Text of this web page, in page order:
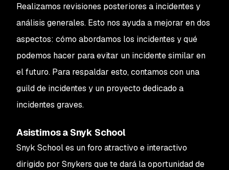
Realizamos revisiones posteriores a incidentes y
análisis generales. Esto nos ayuda a mejorar en dos
aspectos: cómo abordamos los incidentes y qué
podemos hacer para evitar un incidente similar en
el futuro. Para respaldar esto, contamos con una
guild de incidentes y un proyecto dedicado a
incidentes graves.
Asistimos a Snyk School
Snyk School es un foro atractivo e interactivo
dirigido por Snykers que te dará la oportunidad de